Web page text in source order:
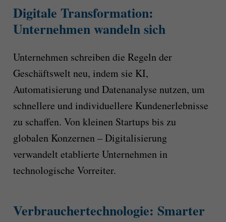
Digitale Transformation:
Unternehmen wandeln sich
Unternehmen schreiben die Regeln der
Geschäftswelt neu, indem sie KI,
Automatisierung und Datenanalyse nutzen, um
schnellere und individuellere Kundenerlebnisse
zu schaffen. Von kleinen Startups bis zu
globalen Konzernen – Digitalisierung
verwandelt etablierte Unternehmen in
technologische Vorreiter.
Verbrauchertechnologie: Smarter